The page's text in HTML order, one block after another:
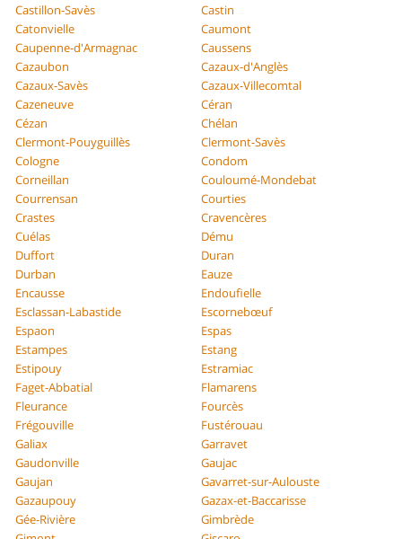
Castillon-Savès
Castin
Catonvielle
Caumont
Caupenne-d'Armagnac
Caussens
Cazaubon
Cazaux-d'Anglès
Cazaux-Savès
Cazaux-Villecomtal
Cazeneuve
Céran
Cézan
Chélan
Clermont-Pouyguillès
Clermont-Savès
Cologne
Condom
Corneillan
Couloumé-Mondebat
Courrensan
Courties
Crastes
Cravencères
Cuélas
Dému
Duffort
Duran
Durban
Eauze
Encausse
Endoufielle
Esclassan-Labastide
Escornebœuf
Espaon
Espas
Estampes
Estang
Estipouy
Estramiac
Faget-Abbatial
Flamarens
Fleurance
Fourcès
Frégouville
Fustérouau
Galiax
Garravet
Gaudonville
Gaujac
Gaujan
Gavarret-sur-Aulouste
Gazaupouy
Gazax-et-Baccarisse
Gée-Rivière
Gimbrède